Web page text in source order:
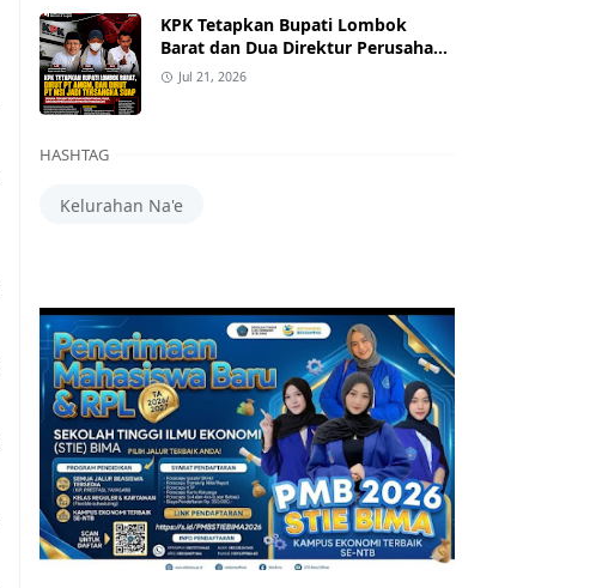
KPK Tetapkan Bupati Lombok
Barat dan Dua Direktur Perusahaan
sebagai Tersangka Dugaan Suap
Jul 21, 2026
HASHTAG
Kelurahan Na'e